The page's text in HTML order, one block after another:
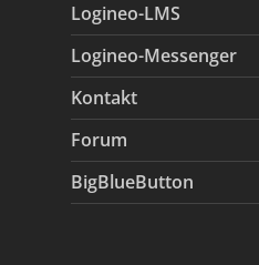
Logineo-LMS
Logineo-Messenger
Kontakt
Forum
BigBlueButton